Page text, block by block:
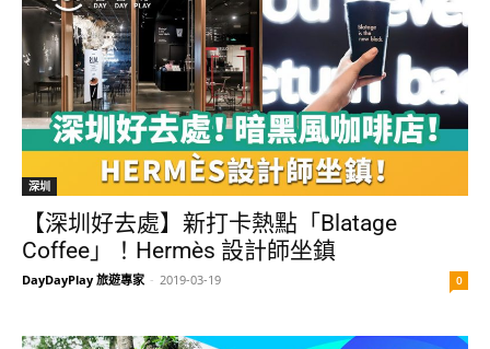
深圳
【深圳好去處】新打卡熱點「Blatage
Coffee」！Hermès 設計師坐鎮
DayDayPlay 旅遊專家 - 2019-03-19 0